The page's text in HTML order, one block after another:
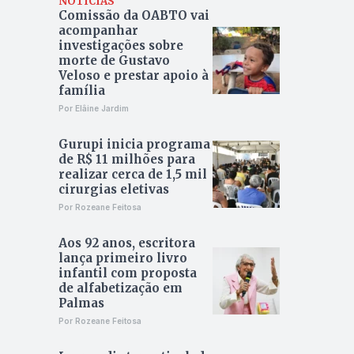
Comissão da OABTO vai
acompanhar
investigações sobre
morte de Gustavo
Veloso e prestar apoio à
família
Por Elâine Jardim
Gurupi inicia programa
de R$ 11 milhões para
realizar cerca de 1,5 mil
cirurgias eletivas
Por Rozeane Feitosa
Aos 92 anos, escritora
lança primeiro livro
infantil com proposta
de alfabetização em
Palmas
Por Rozeane Feitosa